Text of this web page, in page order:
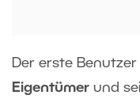
Der erste
Eigentümer und